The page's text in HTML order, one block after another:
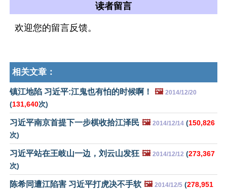
读者留言
欢迎您的留言反馈。
相关文章：
镇江地陷 习近平:江鬼也有怕的时候啊！ 🖼️ 2014/12/20
(131,640次)
习近平南京首提下一步棋收拾江泽民 🖼️ 2014/12/14 (150,826
次)
习近平站在王岐山一边，刘云山发狂 🖼️ 2014/12/12 (273,367
次)
陈希同遭江陷害 习近平打虎决不手软 🖼️ 2014/12/5 (278,951